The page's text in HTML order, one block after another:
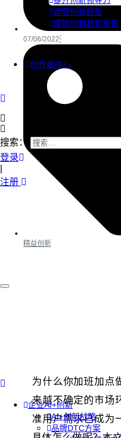
运营创新转型
营销创新趋势报告
创作者中心
搜索：
登录
注册
企业AI+创新
AI+创新战略
品牌DTC方案
07/06/2022
精益创新
为什么你加班加点
来越不确定的市场
准用户需求已成为